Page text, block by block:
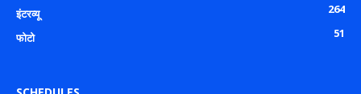
इंटरव्यू
264
फोटो
51